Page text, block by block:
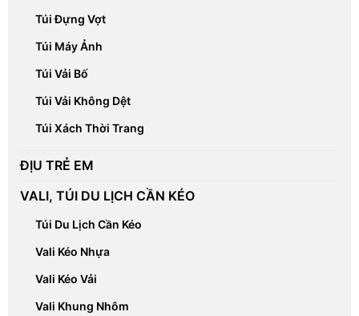
Túi Đựng Vợt
Túi Máy Ảnh
Túi Vải Bố
Túi Vải Không Dệt
Túi Xách Thời Trang
ĐỊU TRẺ EM
VALI, TÚI DU LỊCH CẦN KÉO
Túi Du Lịch Cần Kéo
Vali Kéo Nhựa
Vali Kéo Vải
Vali Khung Nhôm